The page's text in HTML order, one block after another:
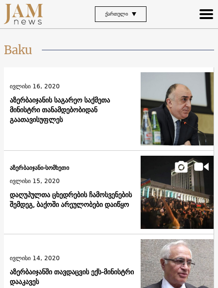
ᲥᲐᲠᲗᲣᲚᲘ
Baku
აზერბაიჯანის საგარეო საქმეთა
მინისტრი თანამდებობიდან
გაათავისუფლეს
ივლისი 16, 2020
დაღუპულთა ცხედრების ჩამოსვენების
შემდეგ, ბაქოში არეულობები დაიწყო
აზერბაიჯანი-სომხეთი
ივლისი 15, 2020
აზერბაიჯანში თავდაცვის ექს-მინისტრი
დააკავეს
ივლისი 14, 2020